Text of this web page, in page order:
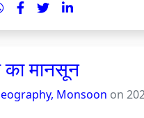
मानसून
Monsoon on